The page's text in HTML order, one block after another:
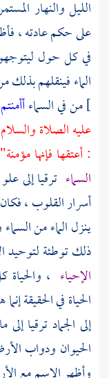
الليل والنهار
على حكم عادته ،
في كل حول
الماء فينقلهم بذلك
]من في السماء
عليه الصلاة
: أعتقها فإنها مؤمنة"
السماء ترقيا إلى
أسرار القلوب ،
ينزل الماء من
ذلك توطئة لتوحيد
الإحياء ،
الحياة في الحقيقة
إلى الجماد ترقيا
الحيوان ودواب